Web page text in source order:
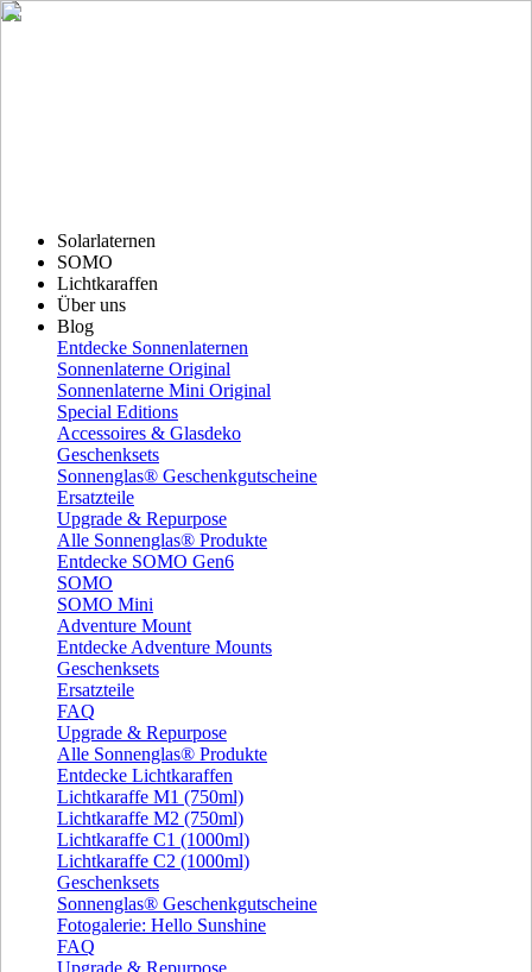
Solarlaternen
SOMO
Lichtkaraffen
Über uns
Blog
Entdecke Sonnenlaternen
Sonnenlaterne Original
Sonnenlaterne Mini Original
Special Editions
Accessoires & Glasdeko
Geschenksets
Sonnenglas® Geschenkgutscheine
Ersatzteile
Upgrade & Repurpose
Alle Sonnenglas® Produkte
Entdecke SOMO Gen6
SOMO
SOMO Mini
Adventure Mount
Entdecke Adventure Mounts
Geschenksets
Ersatzteile
FAQ
Upgrade & Repurpose
Alle Sonnenglas® Produkte
Entdecke Lichtkaraffen
Lichtkaraffe M1 (750ml)
Lichtkaraffe M2 (750ml)
Lichtkaraffe C1 (1000ml)
Lichtkaraffe C2 (1000ml)
Geschenksets
Sonnenglas® Geschenkgutscheine
Fotogalerie: Hello Sunshine
FAQ